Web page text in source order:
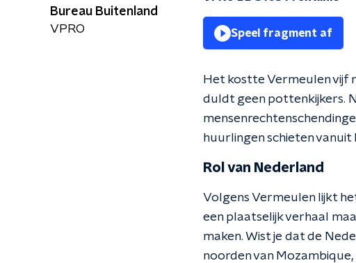
Speel fragment af
Het kostte Vermeulen vijf
duldt geen pottenkijkers.
huurlingen schieten
Rol van Nederland
Volgens Vermeulen lijkt
een plaatselijk verhaal
maken. Wist je dat de
noorden van
Bureau Buitenland
VPRO